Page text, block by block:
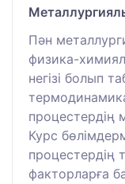
Пән
физика-
негізі болып
процестердің
Курс
процестердің
факторларға